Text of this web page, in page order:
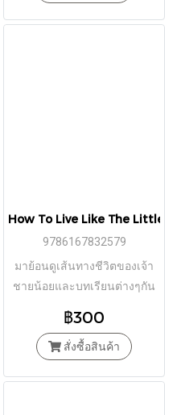
อ่านเกมชีวิตให้ขาด /
How To Live Like The Little
9786167832579
มาย้อนดูเส้นทางชีวิตของเจ้า
ชายน้อยและบทเรียนต่างๆกัน
฿300
สั่งซื้อสินค้า